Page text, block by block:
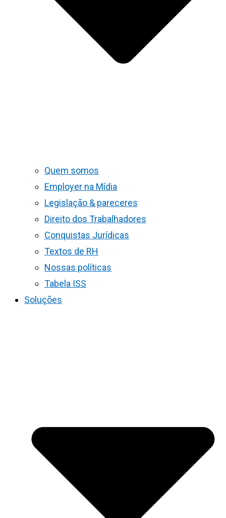
Quem somos
Employer na Mídia
Legislação & pareceres
Direito dos Trabalhadores
Conquistas Jurídicas
Textos de RH
Nossas políticas
Tabela ISS
Soluções